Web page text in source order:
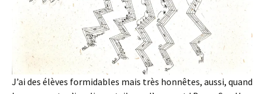
J’ai des élèves formidables mais très honnêtes, aussi, quand